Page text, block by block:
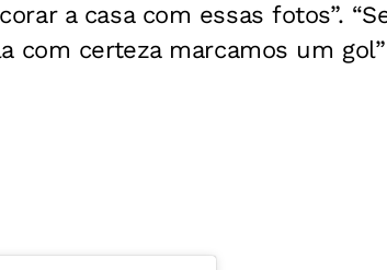
a casa com essas fotos”.
com certeza marcamos um